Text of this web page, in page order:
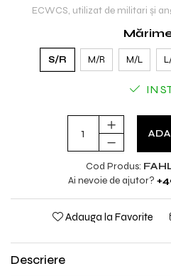
ECWCS, utilizat de militari și
S/R M/R M/L
IN
Cod Produs:
Ai nevoie de ajutor?
Adauga la Favorite
Descriere